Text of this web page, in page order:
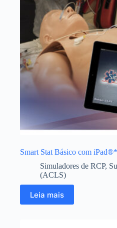
Smart Stat Básico com
Simuladores de RCP,
(ACLS)
Leia mais